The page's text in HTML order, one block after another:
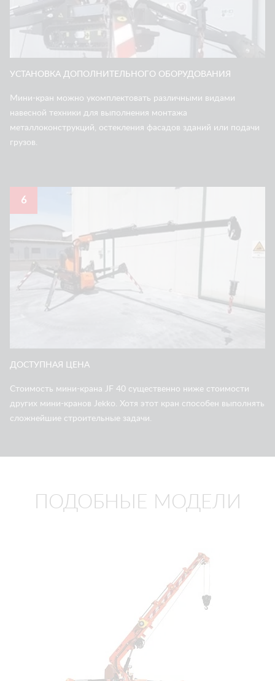
УСТАНОВКА ДОПОЛНИТЕЛЬНОГО ОБОРУДОВАНИЯ
Мини-кран можно укомплектовать различными видами
навесной техники для выполнения монтажа
металлоконструкций, остекления фасадов зданий или подачи
грузов.
6
ДОСТУПНАЯ ЦЕНА
Стоимость мини-крана JF 40 существенно ниже стоимости
других мини-кранов Jekko. Хотя этот кран способен выполнять
сложнейшие строительные задачи.
ПОДОБНЫЕ МОДЕЛИ